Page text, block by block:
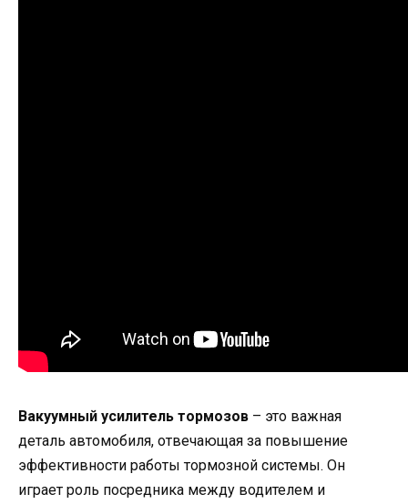
Вакуумный усилитель тормозов – это важная
деталь автомобиля, отвечающая за повышение
эффективности работы тормозной системы. Он
играет роль посредника между водителем и